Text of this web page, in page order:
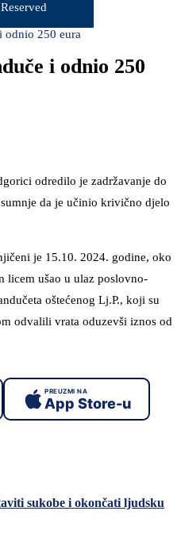
odnio 250 eura
i odnio 250
odredilo je zadržavanje do
da je učinio krivično djelo
je 15.10. 2024. godine, oko
licem ušao u ulaz poslovno-
oštećenog Lj.P., koji su
odvalili vrata oduzevši iznos od
PREUZMI NA
App Store-u
sukobe i okončati ljudsku